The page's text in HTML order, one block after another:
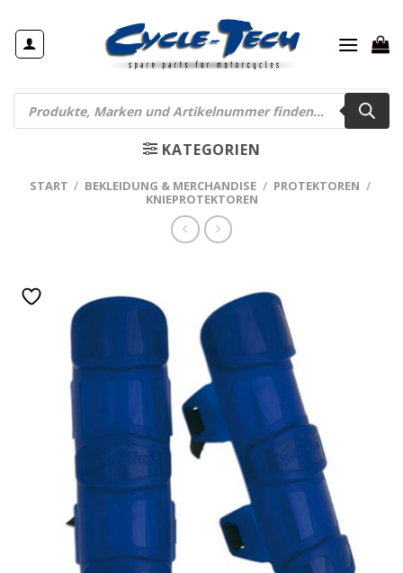
Inhalt
springen
Products
search
KATEGORIEN
START / BEKLEIDUNG & MERCHANDISE / PROTEKTOREN /
KNIEPROTEKTOREN